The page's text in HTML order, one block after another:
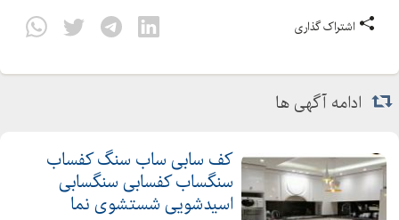
اشتراک گذاری
ادامه آگهی ها
کف سابی ساب سنگ کفساب
سنگساب کفسابی سنگسابی
اسیدشویی شستشوی نما